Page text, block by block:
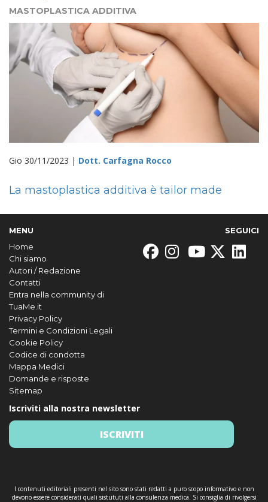
MASTOPLASTICA ADDITIVA
Gio 30/11/2023 | Dott. Carfagna Rocco
La mastoplastica additiva è tailor made
MENU
Home
Chi siamo
Autori / Redazione
Contatti
Entra nella community di
TuaMe.it
Privacy Policy
Termini e Condizioni Legali
Cookie Policy
Codice di condotta
Mappa Medici
Domande e risposte
Sitemap
SEGUICI
Iscriviti alla nostra newsletter
ISCRIVITI
I contenuti editoriali presenti nel sito sono stati redatti a puro scopo informativo e non
devono essere considerati quali sistututi alla consulenza medica. Si consiglia di rivolgersi